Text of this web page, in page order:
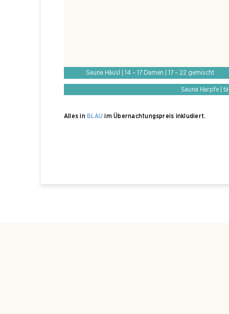
Sauna Häusl | 14 – 17 Damen | 17 – 22 gemischt
Sauna Harpfe |
Alles in BLAU im Übernachtungspreis inkludiert.